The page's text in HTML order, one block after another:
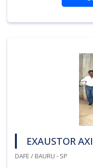
EXAUSTOR
DAFE / BAURU - SP